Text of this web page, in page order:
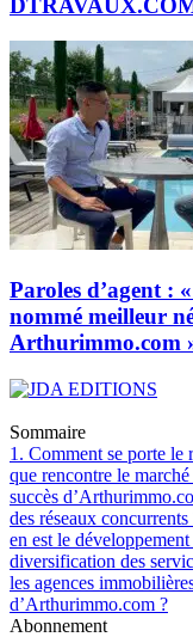
Paroles d’agent :
nommé meilleur
Arthurimmo.com
Sommaire
1. Comment se porte
que rencontre le
succès
des réseaux concurrents
en est le
diversification des
les agences
d’Arthurimmo.com ?
Abonnement